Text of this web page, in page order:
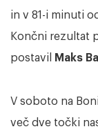
in v 81-i minuti
Končni rezultat
postavil
Maks
V soboto na
več dve točki